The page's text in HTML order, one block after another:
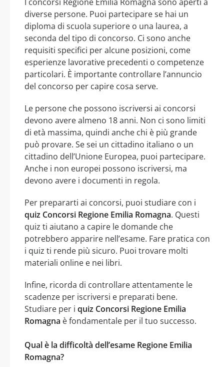
diverse persone. Puoi partecipare se hai un
diploma di scuola superiore o una laurea, a
seconda del tipo di concorso. Ci sono anche
requisiti specifici per alcune posizioni, come
esperienze lavorative precedenti o competenze
particolari. È importante controllare l’annuncio
del concorso per capire cosa serve.
Le persone che possono iscriversi ai concorsi
devono avere almeno 18 anni. Non ci sono limiti
di età massima, quindi anche chi è più grande
può provare. Se sei un cittadino italiano o un
cittadino dell’Unione Europea, puoi partecipare.
Anche i non europei possono iscriversi, ma
devono avere i documenti in regola.
Per prepararti ai concorsi, puoi studiare con i
quiz Concorsi Regione Emilia Romagna. Questi
quiz ti aiutano a capire le domande che
potrebbero apparire nell’esame. Fare pratica con
i quiz ti rende più sicuro. Puoi trovare molti
materiali online e nei libri.
Infine, ricorda di controllare attentamente le
scadenze per iscriversi e preparati bene.
Studiare per i quiz Concorsi Regione Emilia
Romagna è fondamentale per il tuo successo.
Qual è la difficoltà dell’esame Regione Emilia
Romagna?